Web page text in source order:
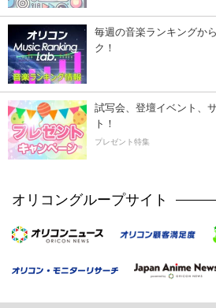
毎週の音楽ランキングか
ク！
試写会、登壇イベント、
ト！
プレゼント特集
オリコングループサイト